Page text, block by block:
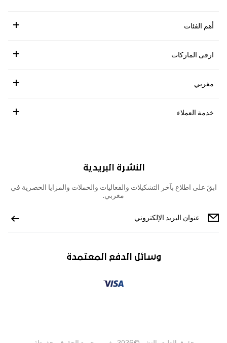
أهم الفئات
ارقى الماركات
مغربي
خدمة العملاء
النشرة البريدية
ابقَ على اطلاع بآخر التشكيلات والفعاليات والحملات والمزايا الحصرية في
مغربي.
وسائل الدفع المعتمدة